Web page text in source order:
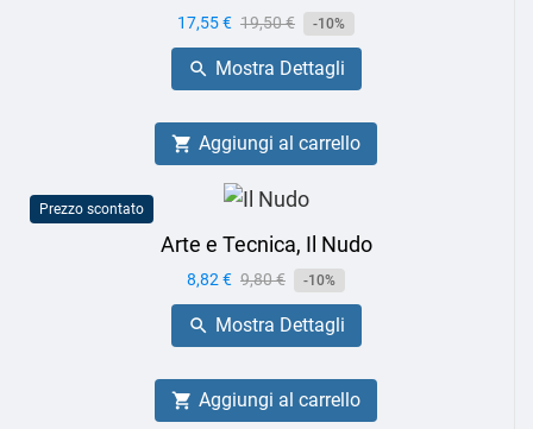
Prezzo
17,55 € Prezzo
base
19,50 € -10%
 Mostra Dettagli
 Aggiungi al carrello
Prezzo scontato
Arte e Tecnica, Il Nudo
Prezzo
8,82 € Prezzo
base
9,80 € -10%
 Mostra Dettagli
 Aggiungi al carrello